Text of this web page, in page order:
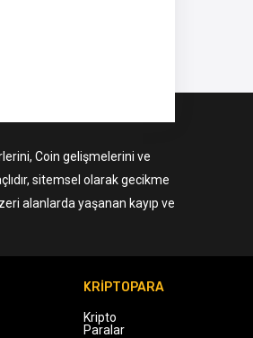
Coin gelişmelerini ve
sitemsel olarak gecikme
alanlarda yaşanan kayıp ve
KRİPTOPARA
Kripto
Paralar